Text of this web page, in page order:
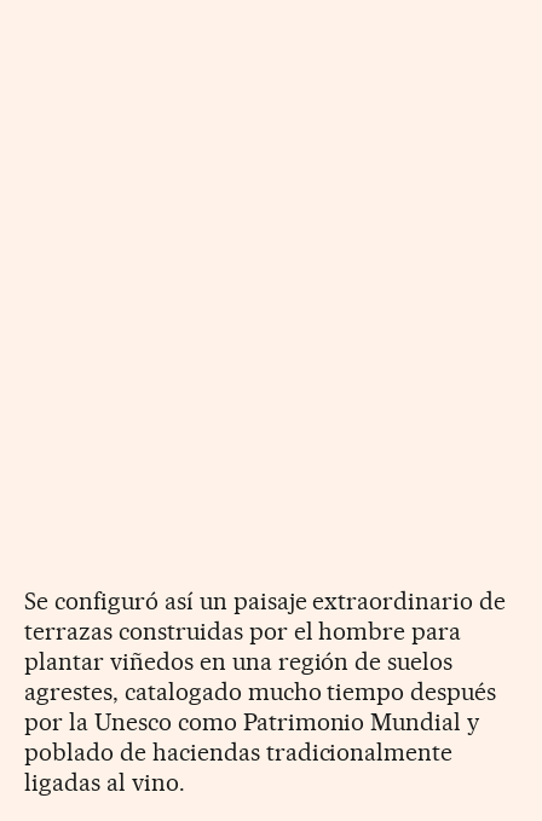
Se configuró así un paisaje extraordinario de
terrazas construidas por el hombre para
plantar viñedos en una región de suelos
agrestes, catalogado mucho tiempo después
por la Unesco como Patrimonio Mundial y
poblado de haciendas tradicionalmente
ligadas al vino.